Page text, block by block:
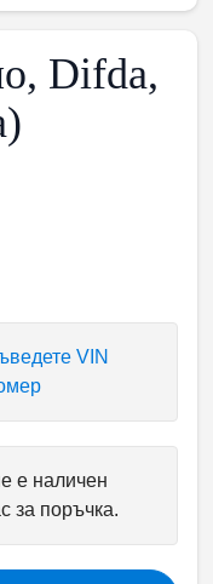
Difda,
VIN
е наличен
за поръчка.